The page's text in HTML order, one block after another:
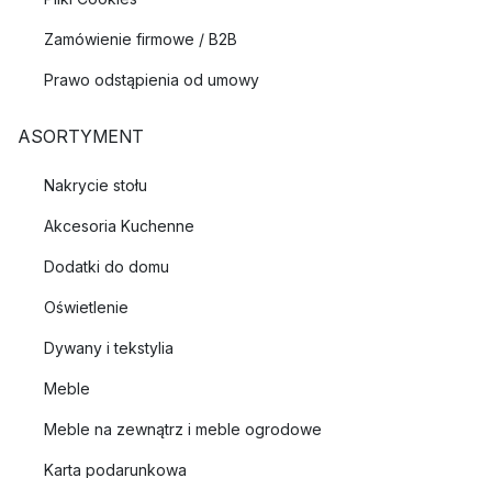
Zamówienie firmowe / B2B
Prawo odstąpienia od umowy
ASORTYMENT
Nakrycie stołu
Akcesoria Kuchenne
Dodatki do domu
Oświetlenie
Dywany i tekstylia
Meble
Meble na zewnątrz i meble ogrodowe
Karta podarunkowa